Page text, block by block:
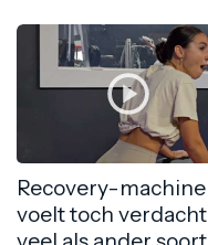
Recovery-machine
voelt toch verdacht